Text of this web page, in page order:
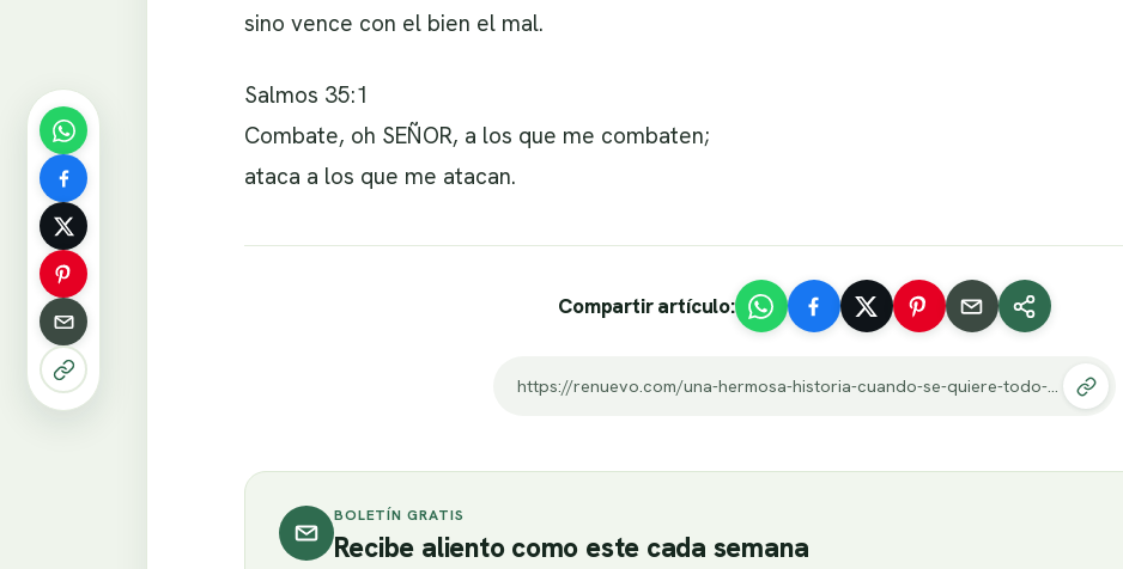
sino vence con el bien el mal.
Salmos 35:1
Combate, oh SEÑOR, a los que me combaten;
ataca a los que me atacan.
Compartir artículo:
https://renuevo.com/una-hermosa-historia-cuando-se-quiere-todo-es-posible.html
BOLETÍN GRATIS
Recibe aliento como este cada semana